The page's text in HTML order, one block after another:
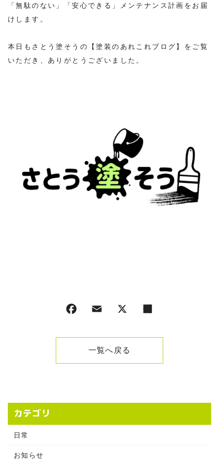
「無駄のない」「安心できる」メンテナンス計画をお届
けします。
本日もさとう塗そうの【塗装のあれこれブログ】をご覧
いただき、ありがとうございました。
一覧へ戻る
カテゴリ
日常
お知らせ